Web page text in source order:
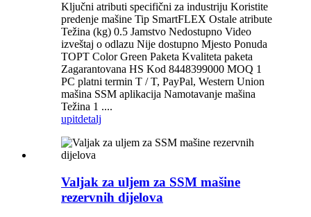
Ključni atributi specifični za industriju Koristite
predenje mašine Tip SmartFLEX Ostale atribute
Težina (kg) 0.5 Jamstvo Nedostupno Video
izveštaj o odlazu Nije dostupno Mjesto Ponuda
TOPT Color Green Paketa Kvaliteta paketa
Zagarantovana HS Kod 8448399000 MOQ 1
PC platni termin T / T, PayPal, Western Union
mašina SSM aplikacija Namotavanje mašina
Težina 1 ....
upitdetalj
Valjak za uljem za SSM mašine
rezervnih dijelova